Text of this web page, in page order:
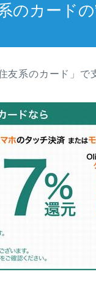
のカード
友系のカード」で